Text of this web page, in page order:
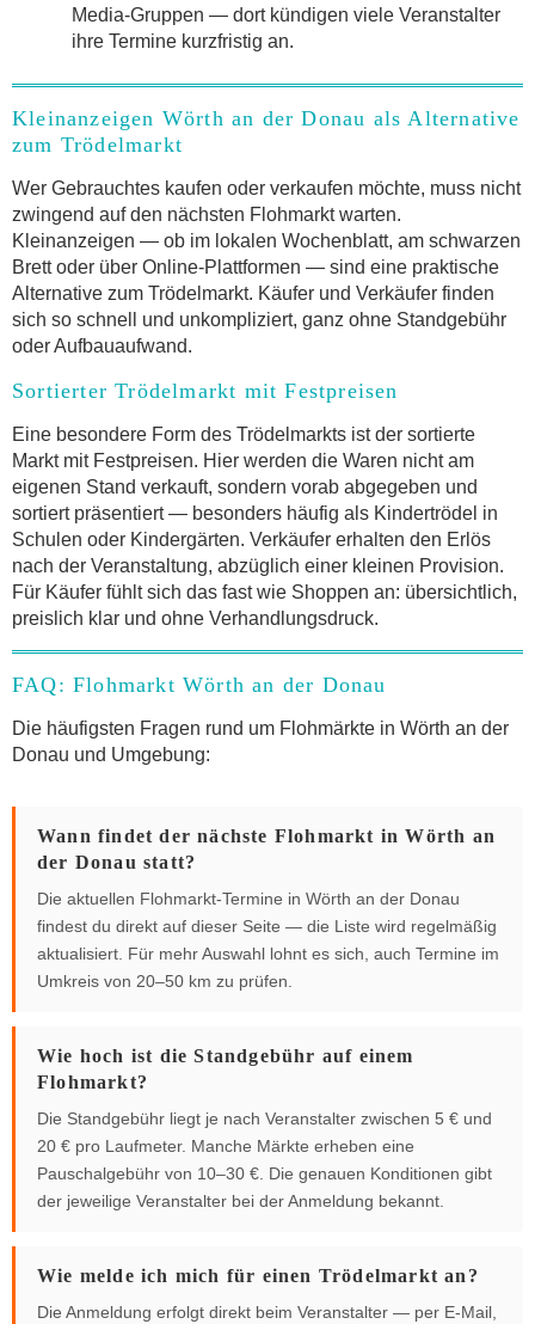
Media-Gruppen — dort kündigen viele Veranstalter
ihre Termine kurzfristig an.
Kleinanzeigen Wörth an der Donau als Alternative
zum Trödelmarkt
Wer Gebrauchtes kaufen oder verkaufen möchte, muss nicht
zwingend auf den nächsten Flohmarkt warten.
Kleinanzeigen — ob im lokalen Wochenblatt, am schwarzen
Brett oder über Online-Plattformen — sind eine praktische
Alternative zum Trödelmarkt. Käufer und Verkäufer finden
sich so schnell und unkompliziert, ganz ohne Standgebühr
oder Aufbauaufwand.
Sortierter Trödelmarkt mit Festpreisen
Eine besondere Form des Trödelmarkts ist der sortierte
Markt mit Festpreisen. Hier werden die Waren nicht am
eigenen Stand verkauft, sondern vorab abgegeben und
sortiert präsentiert — besonders häufig als Kindertrödel in
Schulen oder Kindergärten. Verkäufer erhalten den Erlös
nach der Veranstaltung, abzüglich einer kleinen Provision.
Für Käufer fühlt sich das fast wie Shoppen an: übersichtlich,
preislich klar und ohne Verhandlungsdruck.
FAQ: Flohmarkt Wörth an der Donau
Die häufigsten Fragen rund um Flohmärkte in Wörth an der
Donau und Umgebung:
Wann findet der nächste Flohmarkt in Wörth an
der Donau statt?
Die aktuellen Flohmarkt-Termine in Wörth an der Donau
findest du direkt auf dieser Seite — die Liste wird regelmäßig
aktualisiert. Für mehr Auswahl lohnt es sich, auch Termine im
Umkreis von 20–50 km zu prüfen.
Wie hoch ist die Standgebühr auf einem
Flohmarkt?
Die Standgebühr liegt je nach Veranstalter zwischen 5 € und
20 € pro Laufmeter. Manche Märkte erheben eine
Pauschalgebühr von 10–30 €. Die genauen Konditionen gibt
der jeweilige Veranstalter bei der Anmeldung bekannt.
Wie melde ich mich für einen Trödelmarkt an?
Die Anmeldung erfolgt direkt beim Veranstalter — per E-Mail,